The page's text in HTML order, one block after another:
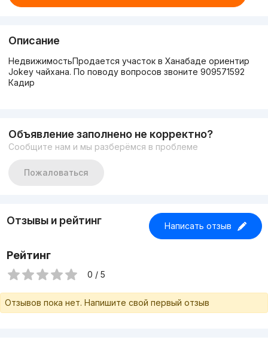
Описание
НедвижимостьПродается участок в Ханабаде ориентир
Jokey чайхана. По поводу вопросов звоните 909571592
Кадир
Объявление заполнено не корректно?
Сообщите нам и мы разберёмся в проблеме
Пожаловаться
Отзывы и рейтинг Написать отзыв
Рейтинг
0 / 5
Отзывов пока нет. Напишите свой первый отзыв